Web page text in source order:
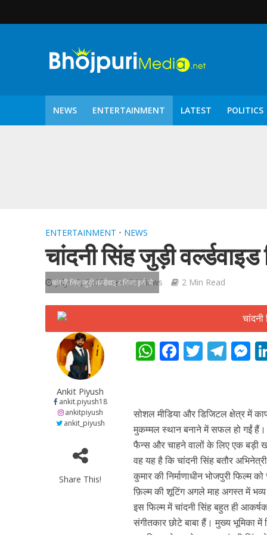
NEWS ENTERTAINMENT LATEST POLITICS
शिवानी सिंह का नया
वर्ल्डवाइड रिकॉर्ड्स
ENTERTAINMENT • NEWS
चांदनी सिंह जुड़ी
July 13, 2019 164 Views 2 Min Read
चांदनी सिंह जुड़ी वर्ल्डवाइड रिकार्ड्स से
Ankit Piyush
ankit.piyush18
ankitpiyush
ankit_piyush
Share This!
W
s
A
p
p
F
b
o
o
k
T
er
T
gr
a
m
e
n
g
er
सोशल मीडिया और डिजिटल क्षेत्र में
मुकम्मल स्थान बनाने में सफल हो गईं
फैन्स और चाहने वालों के लिए एक बड़ी
वह यह है कि चांदनी सिंह बतौर
कुमार की निर्माणाधीन भोजपुरी फिल्म
फ़िल्म की शूटिंग अगले माह अगस्त में भव्य
इस फिल्म में चांदनी सिंह बहुत ही
संगीतकार छोटे बाबा हैं। मुख्य भूमिका